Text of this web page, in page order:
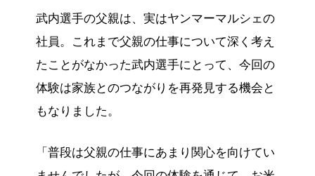
武内選手の父親は、実はヤンマーマルシェの
社員。これまで父親の仕事について深く考え
たことがなかった武内選手にとって、今回の
体験は家族とのつながりを再発見する機会と
もなりました。
「普段は父親の仕事にあまり関心を向けてい